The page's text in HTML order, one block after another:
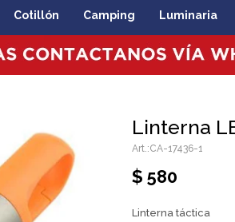
Cotillón Camping Luminaria
Linterna
CA-17436-1
$ 580
Linterna táctica